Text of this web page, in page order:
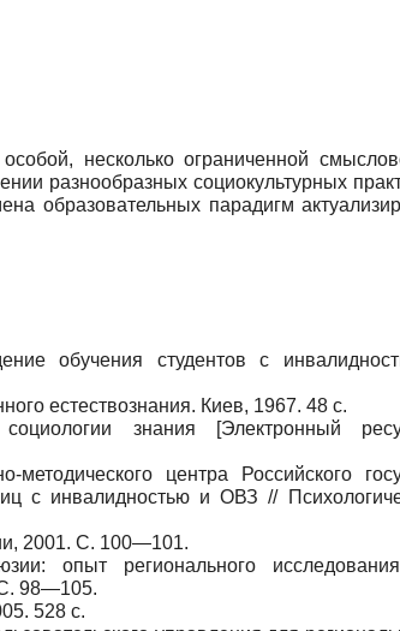
несколько ограниченной
разнообразных социокультурных
образовательных парадигм
обучения студентов с
естествознания. Киев, 1967. 48 с.
знания [Электронный
центра Российского
с инвалидностью и ОВЗ //
2001. С. 100—101.
опыт регионального
98—105.
528 с.